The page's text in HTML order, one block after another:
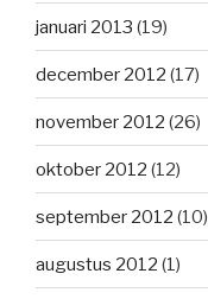
januari 2013 (19)
december 2012 (17)
november 2012 (26)
oktober 2012 (12)
september 2012 (10)
augustus 2012 (1)